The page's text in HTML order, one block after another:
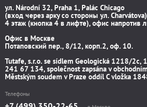
ул. Národní 32, Praha 1, Palác Chicago
(вход через арку со стороны ул. Charvátova)
4 этаж (кнопка 4 в лифте), офис напротив
Офис в Москве
Потаповский пер., 8/12, корп.2, оф. 10.
Tutafe, s.r.o. se sídlem Geologická 1218/2c,
241 67 134, společnost zapsána v
Městským soudem v Praze oddíl C vložka
Телефоны